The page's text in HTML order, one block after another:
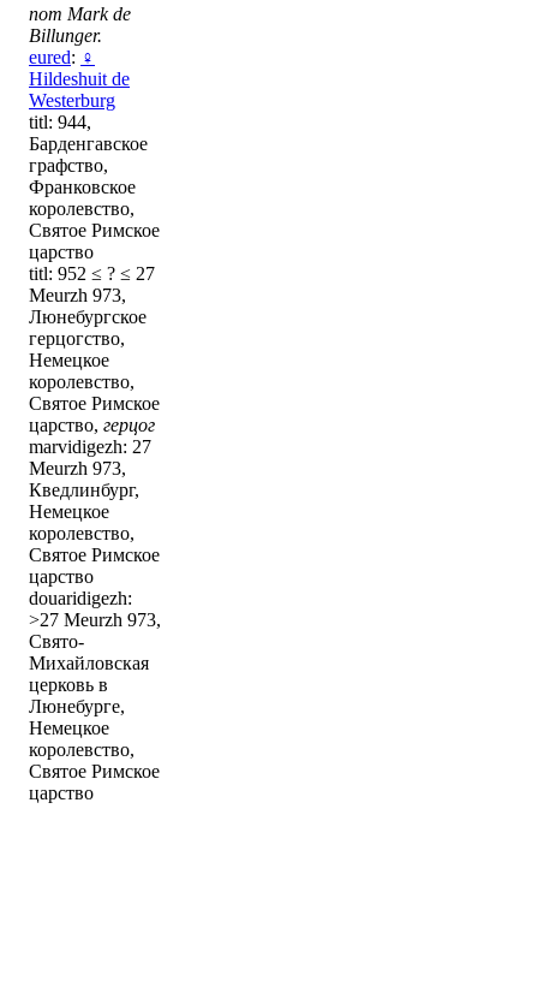
nom Mark de
Billunger.
eured: ♀
Hildeshuit de
Westerburg
titl: 944,
Барденгавское
графство,
Франковское
королевство,
Святое Римское
царство
titl: 952 ≤ ? ≤ 27
Meurzh 973,
Люнебургское
герцогство,
Немецкое
королевство,
Святое Римское
царство, герцог
marvidigezh: 27
Meurzh 973,
Кведлинбург,
Немецкое
королевство,
Святое Римское
царство
douaridigezh:
>27 Meurzh 973,
Свято-
Михайловская
церковь в
Люнебурге,
Немецкое
королевство,
Святое Римское
царство